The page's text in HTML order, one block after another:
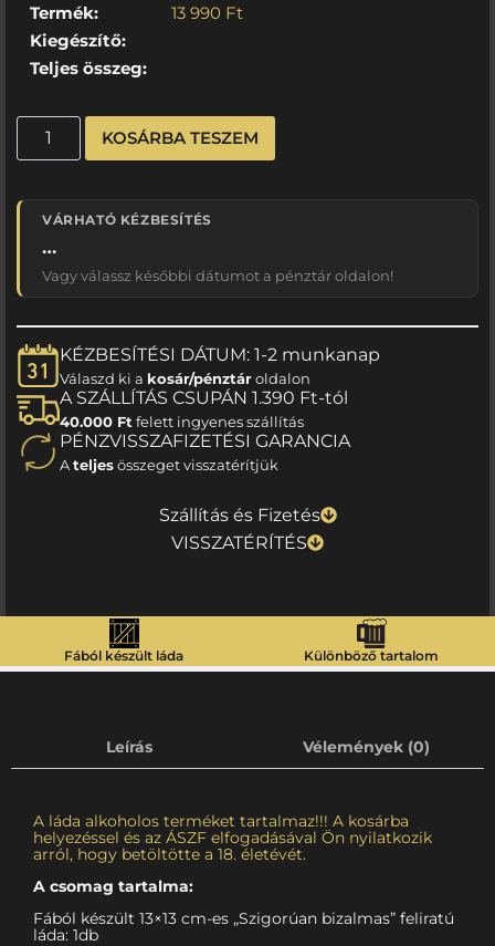
Termék: 13 990 Ft
Kiegészítő:
Teljes összeg:
KOSÁRBA TESZEM
VÁRHATÓ KÉZBESÍTÉS
…
Vagy válassz későbbi dátumot a pénztár oldalon!
KÉZBESÍTÉSI DÁTUM: 1-2 munkanap
Válaszd ki a kosár/pénztároldalon
A SZÁLLÍTÁS CSUPÁN 1.390 Ft-tól
40.000 Ftfelett ingyenes szállítás
PÉNZVISSZAFIZETÉSI GARANCIA
Ateljesösszeget visszatérítjük
Szállítás és Fizetés
VISSZATÉRÍTÉS
Fából készült láda Különböző tartalom
Leírás Vélemények (0)
A láda alkoholos terméket tartalmaz!!! A kosárba
helyezéssel és az ÁSZF elfogadásával Ön nyilatkozik
arról, hogy betöltötte a 18. életévét.
A csomag tartalma:
Fából készült 13×13 cm-es „Szigorúan bizalmas” feliratú
láda: 1db